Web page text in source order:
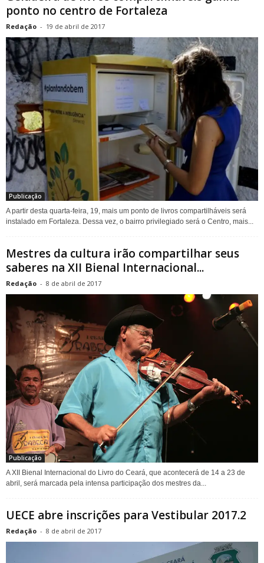
ponto no centro de Fortaleza
Redação - 19 de abril de 2017
Publicação
A partir desta quarta-feira, 19, mais um ponto de livros compartilháveis será
instalado em Fortaleza. Dessa vez, o bairro privilegiado será o Centro, mais...
Mestres da cultura irão compartilhar seus
saberes na XII Bienal Internacional...
Redação - 8 de abril de 2017
Publicação
A XII Bienal Internacional do Livro do Ceará, que acontecerá de 14 a 23 de
abril, será marcada pela intensa participação dos mestres da...
UECE abre inscrições para Vestibular 2017.2
Redação - 8 de abril de 2017